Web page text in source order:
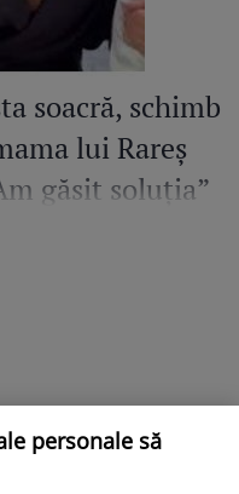
soacră, schimb
lui Rareș
găsit soluția”
personale să